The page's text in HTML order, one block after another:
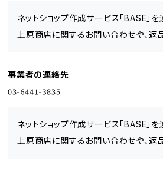
ネットショップ作成サービス「BASE」
上原商店に関するお問い合わせや、返
事業者の連絡先
ネットショップ作成サービス「BASE」
上原商店に関するお問い合わせや、返